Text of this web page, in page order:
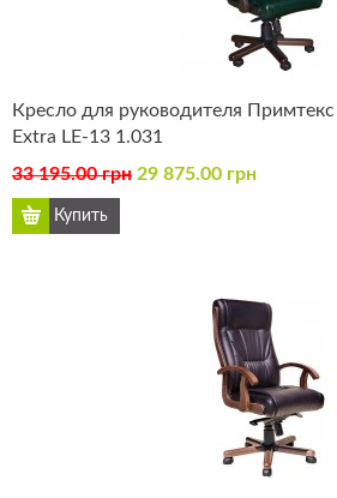
Кресло для руководителя
Extra LE-13 1.031
33 195.00 грн 29 875.00 грн